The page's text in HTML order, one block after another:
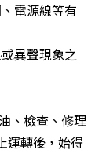
電源線等有
異聲現象之
、檢查、修理
運轉後，始得